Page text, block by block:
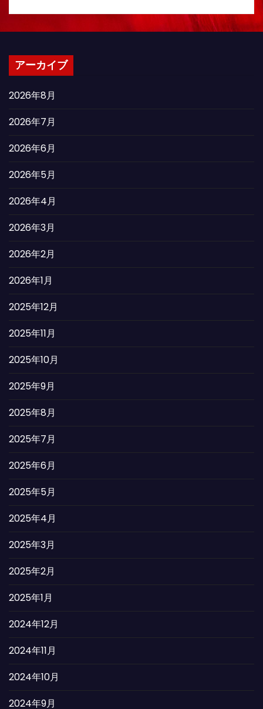
アーカイブ
2026年8月
2026年7月
2026年6月
2026年5月
2026年4月
2026年3月
2026年2月
2026年1月
2025年12月
2025年11月
2025年10月
2025年9月
2025年8月
2025年7月
2025年6月
2025年5月
2025年4月
2025年3月
2025年2月
2025年1月
2024年12月
2024年11月
2024年10月
2024年9月